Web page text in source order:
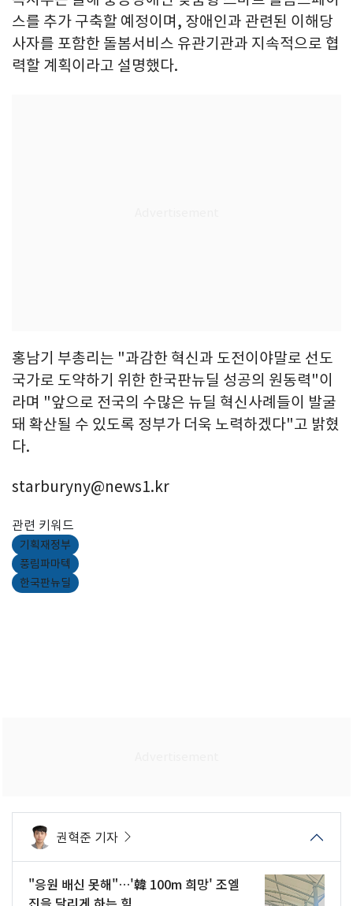
스를 추가 구축할 예정이며, 장애인과 관련된 이해당
사자를 포함한 돌봄서비스 유관기관과 지속적으로 협
력할 계획이라고 설명했다.
홍남기 부총리는 "과감한 혁신과 도전이야말로 선도
국가로 도약하기 위한 한국판뉴딜 성공의 원동력"이
라며 "앞으로 전국의 수많은 뉴딜 혁신사례들이 발굴
돼 확산될 수 있도록 정부가 더욱 노력하겠다"고 밝혔
다.
starburyny@news1.kr
관련 키워드
기획재정부
풍림파마텍
한국판뉴딜
권혁준 기자
"응원 배신 못해"…'韓 100m 희망' 조엘